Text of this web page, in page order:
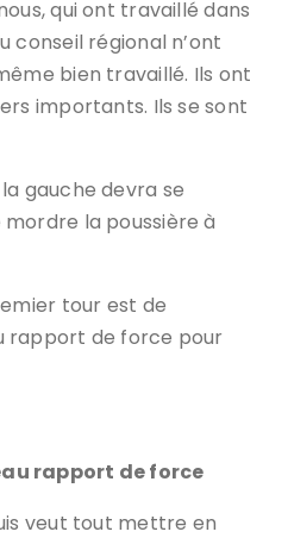
qui ont travaillé dans
conseil régional n’ont
bien travaillé. Ils ont
importants. Ils se sont
gauche devra se
la poussière à
tour est de
rapport de force pour
rapport de force
veut tout mettre en